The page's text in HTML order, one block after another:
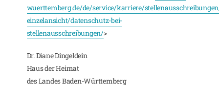
wuerttemberg.de/de/service/karriere/
einzelansicht/datenschutz-bei-
stellenausschreibungen/>
Dr. Diane Dingeldein
Haus der Heimat
des Landes Baden-Württemberg